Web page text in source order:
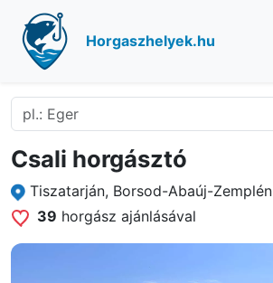
Horgaszhelyek.hu
Csali horgásztó
Tiszatarján, Borsod-Abaúj-Zemplén
39 horgász ajánlásával